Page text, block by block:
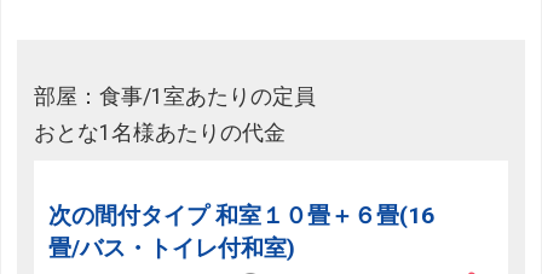
部屋：食事/1室あたりの定員
おとな1名様あたりの代金
次の間付タイプ 和室１０畳＋６畳(16
畳/バス・トイレ付和室)